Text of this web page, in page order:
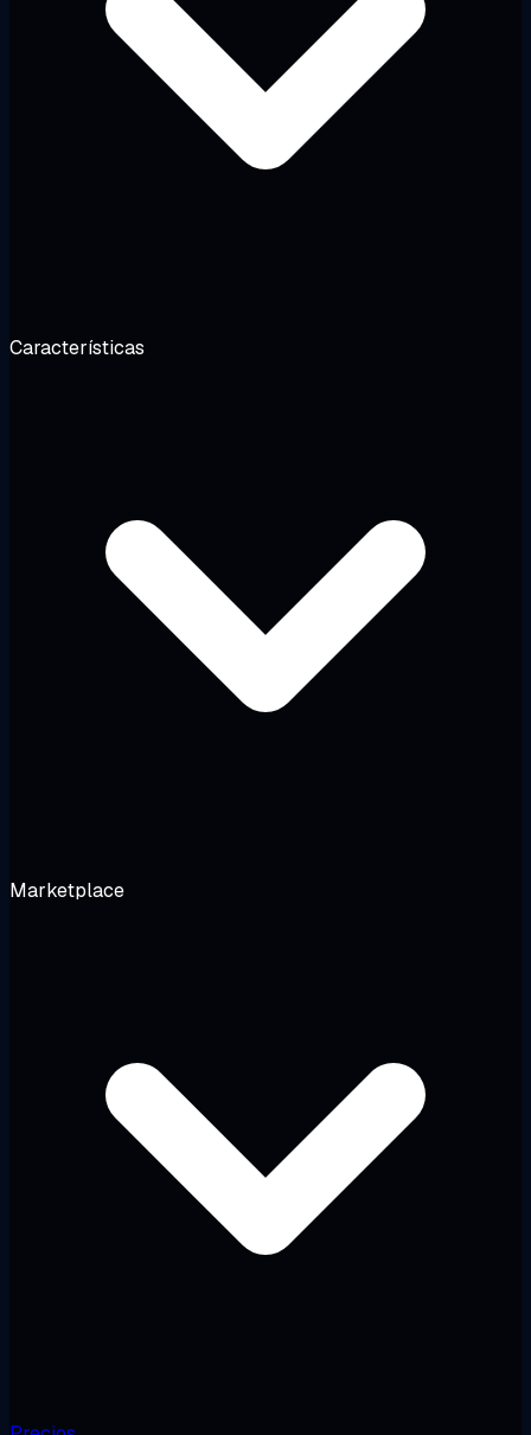
Características
Marketplace